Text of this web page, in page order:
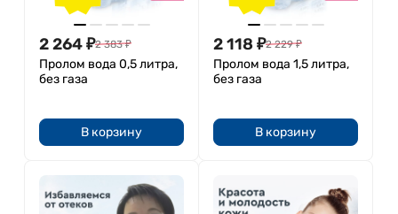
2 264₽2 383 ₽
Пролом вода 0,5 литра,
без газа
В корзину
2 118 ₽2 229 ₽
Пролом вода 1,5 литра,
без газа
В корзину